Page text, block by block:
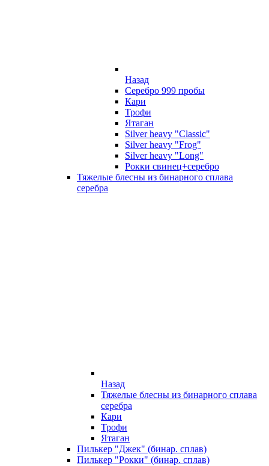
Назад
Серебро 999 пробы
Кари
Трофи
Ятаган
Silver heavy "Classic"
Silver heavy "Frog"
Silver heavy "Long"
Рокки свинец+серебро
Тяжелые блесны из бинарного сплава
серебра
Назад
Тяжелые блесны из бинарного сплава
серебра
Кари
Трофи
Ятаган
Пилькер "Джек" (бинар. сплав)
Пилькер "Рокки" (бинар. сплав)